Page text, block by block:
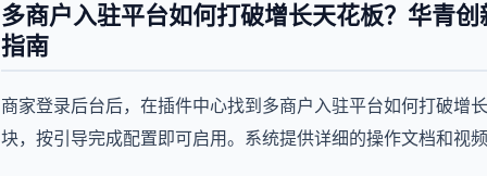
多商户入驻平台如何打破增长天花板？华青
指南
商家登录后台后，在插件中心找到多商户入驻平台如何打破增
块，按引导完成配置即可启用。系统提供详细的操作文档和视